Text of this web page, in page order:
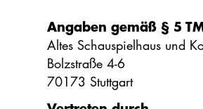
Angaben gemäß § 5
Altes Schauspielhaus und
Bolzstraße 4-6
70173 Stuttgart